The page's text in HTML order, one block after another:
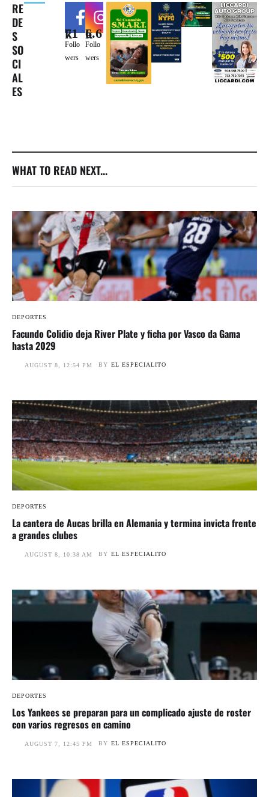
RE
DE
S
SO
CI
AL
ES
71k
Follo
wers
6.6k
Follo
wers
WHAT TO READ NEXT...
DEPORTES
Facundo Colidio deja River Plate y ficha por Vasco da Gama
hasta 2029
AUGUST 8, 12:54 PM BY EL ESPECIALITO
DEPORTES
La cantera de Aucas brilla en Alemania y termina invicta frente
a grandes clubes
AUGUST 8, 10:38 AM BY EL ESPECIALITO
DEPORTES
Los Yankees se preparan para un complicado ajuste de roster
con varios regresos en camino
AUGUST 7, 12:45 PM BY EL ESPECIALITO